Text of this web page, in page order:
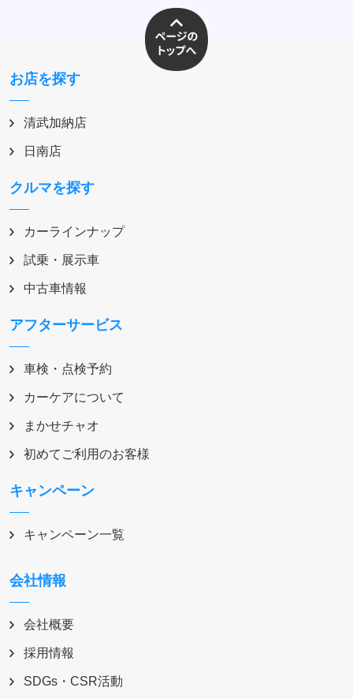
お店を探す
清武加納店
日南店
クルマを探す
カーラインナップ
試乗・展示車
中古車情報
アフターサービス
車検・点検予約
カーケアについて
まかせチャオ
初めてご利用のお客様
キャンペーン
キャンペーン一覧
会社情報
会社概要
採用情報
SDGs・CSR活動